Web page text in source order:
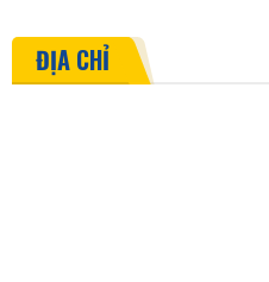
ĐỊA CHỈ